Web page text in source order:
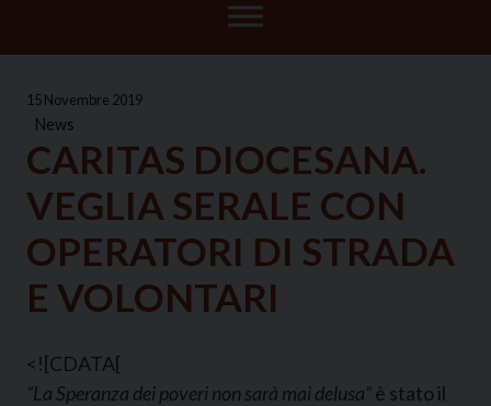
15 Novembre 2019
News
CARITAS DIOCESANA.
VEGLIA SERALE CON
OPERATORI DI STRADA
E VOLONTARI
<![CDATA[
“La Speranza dei poveri non sarà mai delusa”è stato il